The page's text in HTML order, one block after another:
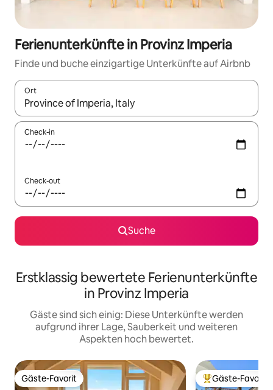
Ferienunterkünfte in Provinz Imperia
Finde und buche einzigartige Unterkünfte auf Airbnb
Ort
Wenn Ergebnisse verfügbar sind, navigiere mit den
Check-in
Check-out
Suche
Erstklassig bewertete Ferienunterkünfte
in Provinz Imperia
Gäste sind sich einig: Diese Unterkünfte werden
aufgrund ihrer Lage, Sauberkeit und weiteren
Aspekten hoch bewertet.
Gäste-Favorit
Gäste-Favorit Beliebter Gäste-
Gäste-Favorit